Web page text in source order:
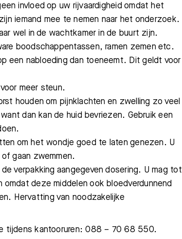
Afspraak maken
invloed op uw rijvaardigheid omdat het
iemand mee te nemen naar het onderzoek.
wel in de wachtkamer in de buurt zijn.
boodschappentassen, ramen zemen etc.
een nabloeding dan toeneemt. Dit geldt voor
meer steun.
houden om pijnklachten en zwelling zo veel
dan kan de huid bevriezen. Gebruik een
om het wondje goed te laten genezen. U
gaan zwemmen.
verpakking aangegeven dosering. U mag tot
deze middelen ook bloedverdunnend
Hervatting van noodzakelijke
tijdens kantooruren: 088 – 70 68 550.